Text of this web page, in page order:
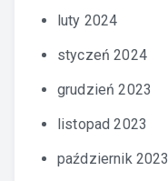
luty 2024
styczeń 2024
grudzień 2023
listopad 2023
październik 2023